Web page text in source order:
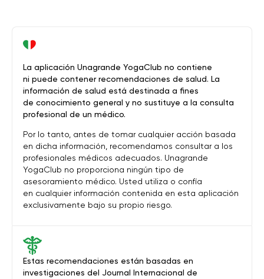
Estas recomendaciones están basadas en
investigaciones del Journal Internacional de
La aplicación Unagrande YogaClub no contiene
ni puede contener recomendaciones de salud. La
información de salud está destinada a fines
de conocimiento general y no sustituye a la consulta
profesional de un médico.
Por lo tanto, antes de tomar cualquier acción basada
en dicha información, recomendamos consultar a los
profesionales médicos adecuados. Unagrande
YogaClub no proporciona ningún tipo de
asesoramiento médico. Usted utiliza o confía
en cualquier información contenida en esta aplicación
exclusivamente bajo su propio riesgo.